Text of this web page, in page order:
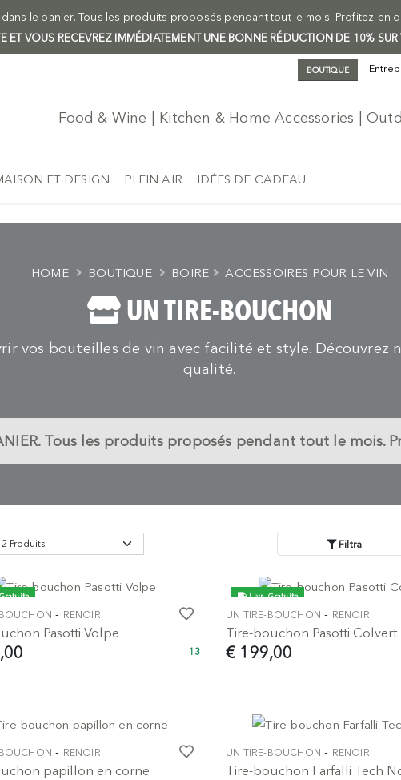
dans le panier. Tous les produits proposés pendant tout le mois. Profitez-en
ET VOUS RECEVREZ IMMÉDIATEMENT UNE BONNE RÉDUCTION DE 10%
BOUTIQUE
Food & Wine | Kitchen & Home Accessories |
ET DESIGN PLEIN AIR IDÉES DE CADEAU
UN TIRE-BOUCHON
vos bouteilles de vin avec facilité et style.
qualité.
Tous les produits proposés pendant tout le mois.
HOME BOUTIQUE BOIRE ACCESSOIRES POUR LE VIN
Filtra
- RENOIR
Pasotti Volpe
13
Livr. Gratuite
UN TIRE-BOUCHON - RENOIR
Tire-bouchon Pasotti Colvert
€ 199,00
- RENOIR
papillon en corne
UN TIRE-BOUCHON - RENOIR
Tire-bouchon Farfalli Tech